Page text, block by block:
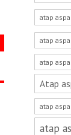
atap
atap
atap
Atap
atap
atap